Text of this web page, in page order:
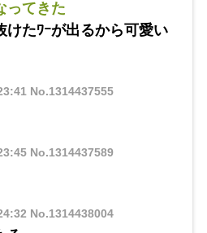
ってきた
けたﾜｰが出るから可愛い
No.1314437555
No.1314437589
No.1314438004